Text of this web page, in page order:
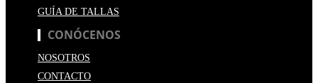
GUÍA DE TALLAS
CONÓCENOS
NOSOTROS
CONTACTO